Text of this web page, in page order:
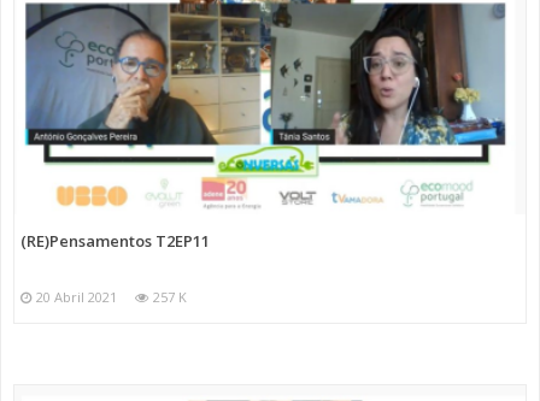
(RE)Pensamentos T2EP11
20 Abril 2021 257 K